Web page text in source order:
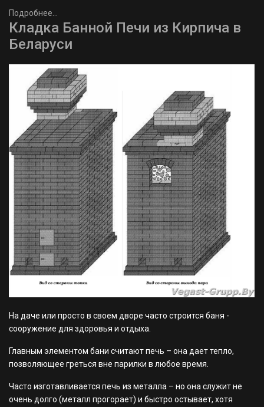
Подробнее...
Кладка Банной Печи из Кирпича в
Беларуси
На даче или просто в своем дворе часто строится баня -
сооружение для здоровья и отдыха.
Главным элементом бани считают печь – она дает тепло,
позволяющее греться вне парилки в любое время.
Часто изготавливается печь из металла – но она служит не
очень долго (металл прогорает) и быстро остывает, хотя